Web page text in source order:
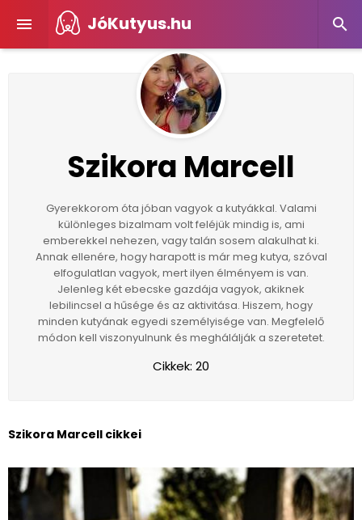
 JóKutyus.hu 
Szikora Marcell
Gyerekkorom óta jóban vagyok a kutyákkal. Valami
különleges bizalmam volt feléjük mindig is, ami
emberekkel nehezen, vagy talán sosem alakulhat ki.
Annak ellenére, hogy harapott is már meg kutya, szóval
elfogulatlan vagyok, mert ilyen élményem is van.
Jelenleg két ebecske gazdája vagyok, akiknek
lebilincsel a hűsége és az aktivitása. Hiszem, hogy
minden kutyának egyedi személyisége van. Megfelelő
módon kell viszonyulnunk és meghálálják a szeretetet.
Cikkek: 20
Szikora Marcell cikkei